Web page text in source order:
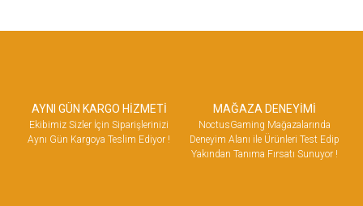
AYNI GÜN KARGO HİZMETİ
Ekibimiz Sizler İçin Siparişlerinizi
Aynı Gün Kargoya Teslim Ediyor !
MAĞAZA DENEYİMİ
NoctusGaming Mağazalarında
Deneyim Alanı ile Ürünleri Test Edip
Yakından Tanıma Fırsatı Sunuyor !